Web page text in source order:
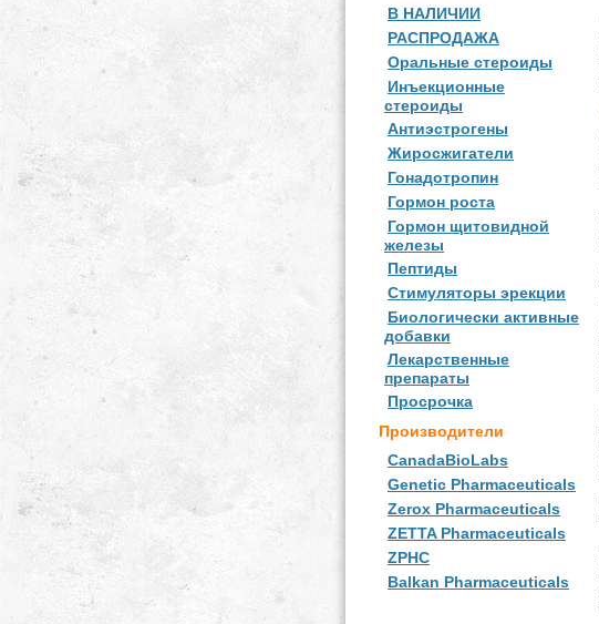
В НАЛИЧИИ
РАСПРОДАЖА
Оральные стероиды
Инъекционные
стероиды
Антиэстрогены
Жиросжигатели
Гонадотропин
Гормон роста
Гормон щитовидной
железы
Пептиды
Стимуляторы эрекции
Биологически активные
добавки
Лекарственные
препараты
Просрочка
Производители
CanadaBioLabs
Genetic Pharmaceuticals
Zerox Pharmaceuticals
ZETTA Pharmaceuticals
ZPHC
Balkan Pharmaceuticals